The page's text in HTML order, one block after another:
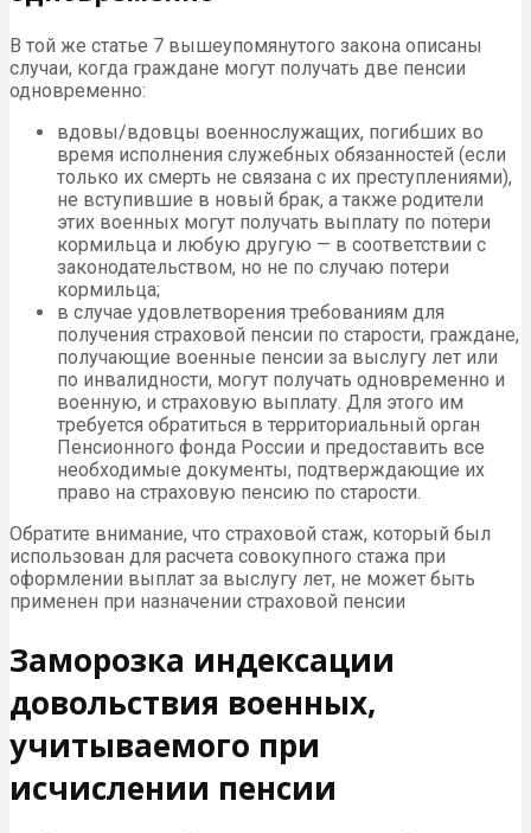
В той же статье 7 вышеупомянутого закона описаны
случаи, когда граждане могут получать две пенсии
одновременно:
вдовы/вдовцы военнослужащих, погибших во
время исполнения служебных обязанностей (если
только их смерть не связана с их преступлениями),
не вступившие в новый брак, а также родители
этих военных могут получать выплату по потери
кормильца и любую другую — в соответствии с
законодательством, но не по случаю потери
кормильца;
в случае удовлетворения требованиям для
получения страховой пенсии по старости, граждане,
получающие военные пенсии за выслугу лет или
по инвалидности, могут получать одновременно и
военную, и страховую выплату. Для этого им
требуется обратиться в территориальный орган
Пенсионного фонда России и предоставить все
необходимые документы, подтверждающие их
право на страховую пенсию по старости.
Обратите внимание, что страховой стаж, который был
использован для расчета совокупного стажа при
оформлении выплат за выслугу лет, не может быть
применен при назначении страховой пенсии
Заморозка индексации
довольствия военных,
учитываемого при
исчислении пенсии